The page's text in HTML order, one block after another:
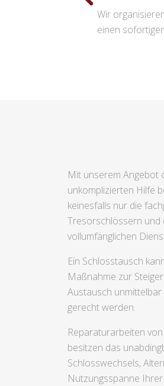
Wir
einen
Mit unserem Angebot
unkomplizierten Hilfe
keinesfalls nur die
Tresorschlössern und
vollumfänglichen
Ein Schlosstausch
Maßnahme zur
Austausch
gerecht werden.
Reparaturarbeiten
besitzen das
Schlosswechsels,
Nutzungsspanne